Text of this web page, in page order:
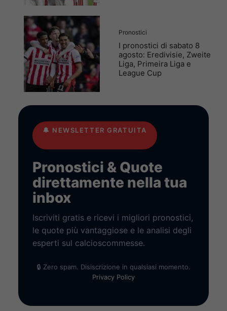
Pronostici
I pronostici di sabato 8
agosto: Eredivisie, Zweite
Liga, Primeira Liga e
League Cup
🔔 NEWSLETTER GRATUITA
Pronostici & Quote
direttamente nella tua
inbox
Iscriviti gratis e ricevi i migliori pronostici,
le quote più vantaggiose e le analisi degli
esperti sul calcioscommesse.
🔒 Zero spam. Disiscrizione in qualsiasi momento.
Privacy Policy